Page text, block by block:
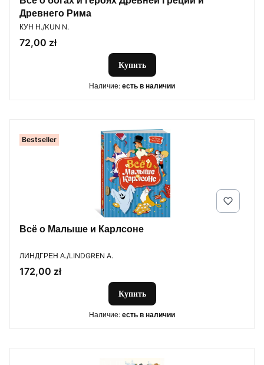
Древнего Рима
ПРОИЗВОДИТЕЛЬ
КУН Н./KUN N.
Цена
72,00 zł
Купить
Наличие: есть в наличии
Bestseller
Всё о Малыше и Карлсоне
ПРОИЗВОДИТЕЛЬ
ЛИНДГРЕН А./LINDGREN A.
Цена
172,00 zł
Купить
Наличие: есть в наличии